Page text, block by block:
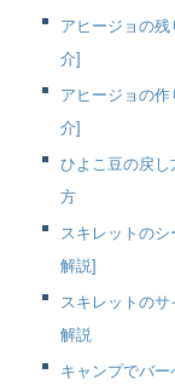
アヒージョの
介]
アヒージョの
介]
ひよこ豆の戻
方
スキレットの
解説]
スキレットの
解説
キャンプでバ